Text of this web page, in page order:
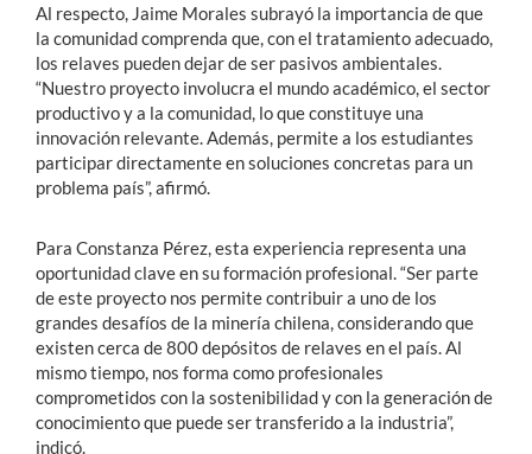
Al respecto, Jaime Morales subrayó la importancia de que
la comunidad comprenda que, con el tratamiento adecuado,
los relaves pueden dejar de ser pasivos ambientales.
“Nuestro proyecto involucra el mundo académico, el sector
productivo y a la comunidad, lo que constituye una
innovación relevante. Además, permite a los estudiantes
participar directamente en soluciones concretas para un
problema país”, afirmó.
Para Constanza Pérez, esta experiencia representa una
oportunidad clave en su formación profesional. “Ser parte
de este proyecto nos permite contribuir a uno de los
grandes desafíos de la minería chilena, considerando que
existen cerca de 800 depósitos de relaves en el país. Al
mismo tiempo, nos forma como profesionales
comprometidos con la sostenibilidad y con la generación de
conocimiento que puede ser transferido a la industria”,
indicó.